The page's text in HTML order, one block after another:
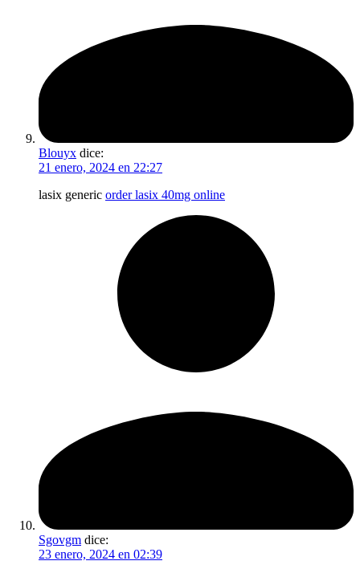
Blouyx dice:
21 enero, 2024 en 22:27
lasix generic order lasix 40mg online
Sgovgm dice:
23 enero, 2024 en 02:39